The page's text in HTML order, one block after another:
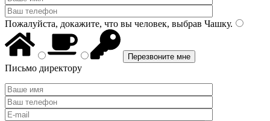
Пожалуйста, докажите, что вы человек, выбрав Чашку.
Письмо директору